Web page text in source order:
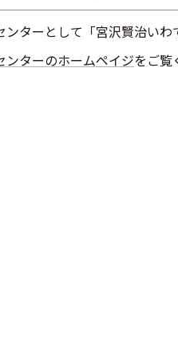
ンターとして「宮沢賢治いわ
ンターのホームペイジ